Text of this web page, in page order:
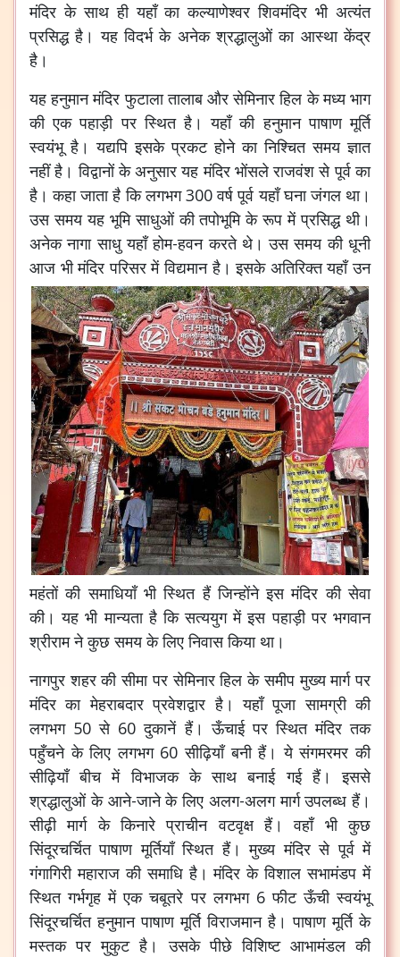
मंदिर के साथ ही यहाँ का कल्याणेश्वर शिवमंदिर भी अत्यंत
प्रसिद्ध है। यह विदर्भ के अनेक श्रद्धालुओं का आस्था केंद्र
है।
यह हनुमान मंदिर फुटाला तालाब और सेमिनार हिल के मध्य भाग
की एक पहाड़ी पर स्थित है। यहाँ की हनुमान पाषाण मूर्ति
स्वयंभू है। यद्यपि इसके प्रकट होने का निश्चित समय ज्ञात
नहीं है। विद्वानों के अनुसार यह मंदिर भोंसले राजवंश से पूर्व का
है। कहा जाता है कि लगभग 300 वर्ष पूर्व यहाँ घना जंगल था।
उस समय यह भूमि साधुओं की तपोभूमि के रूप में प्रसिद्ध थी।
अनेक नागा साधु यहाँ होम-हवन करते थे। उस समय की धूनी
आज भी मंदिर परिसर में विद्यमान है।इसके अतिरिक्त यहाँ उन
महंतों की समाधियाँ भी स्थित हैं जिन्होंने इस मंदिर की सेवा
की। यह भी मान्यता है कि सत्ययुग में इस पहाड़ी पर भगवान
श्रीराम ने कुछ समय के लिए निवास किया था।
नागपुर शहर की सीमा पर सेमिनार हिल के समीप मुख्य मार्ग पर
मंदिर का मेहराबदार प्रवेशद्वार है। यहाँ पूजा सामग्री की
लगभग 50 से 60 दुकानें हैं। ऊँचाई पर स्थित मंदिर तक
पहुँचने के लिए लगभग 60 सीढ़ियाँ बनी हैं। ये संगमरमर की
सीढ़ियाँ बीच में विभाजक के साथ बनाई गई हैं। इससे
श्रद्धालुओं के आने-जाने के लिए अलग-अलग मार्ग उपलब्ध हैं।
सीढ़ी मार्ग के किनारे प्राचीन वटवृक्ष हैं। वहाँ भी कुछ
सिंदूरचर्चित पाषाण मूर्तियाँ स्थित हैं। मुख्य मंदिर से पूर्व में
गंगागिरी महाराज की समाधि है। मंदिर के विशाल सभामंडप में
स्थित गर्भगृह में एक चबूतरे पर लगभग 6 फीट ऊँची स्वयंभू
सिंदूरचर्चित हनुमान पाषाण मूर्ति विराजमान है। पाषाण मूर्ति के
मस्तक पर मुकुट है। उसके पीछे विशिष्ट आभामंडल की